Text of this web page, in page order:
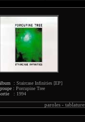
: Staircase Infinities [EP]
: Porcupine Tree
: 1994
paroles -